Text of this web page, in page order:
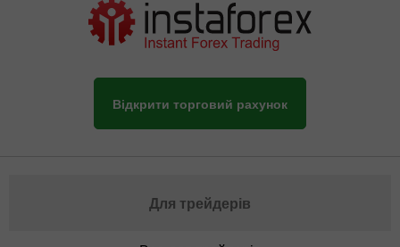
Відкрити торговий рахунок
Для трейдерів